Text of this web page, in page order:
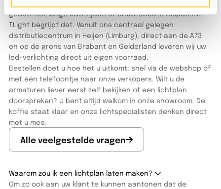
Als installateur of projectleider wilt u doorwerken. Geen
gedoe met lange levertijden of onbereikbare helpdesks.
TLight begrijpt dat. Vanuit ons centraal gelegen
distributiecentrum in Heijen (Limburg), direct aan de A73
en op de grens van Brabant en Gelderland leveren wij uw
led-verlichting direct uit eigen voorraad.
Bestellen doet u hoe het u uitkomt: snel via de webshop of
met één telefoontje naar onze verkopers. Wilt u de
armaturen liever eerst zelf bekijken of een lichtplan
doorspreken? U bent altijd welkom in onze showroom. De
koffie staat klaar en onze lichtspecialisten denken direct
met u mee.
Alle veelgestelde vragen
Waarom zou ik een lichtplan laten maken?
Om zo ook aan uw klant te kunnen aantonen dat de